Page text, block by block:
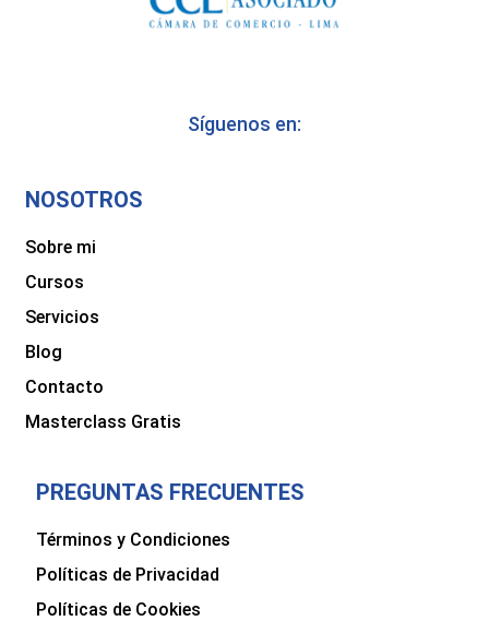
Síguenos en:
NOSOTROS
Sobre mi
Cursos
Servicios
Blog
Contacto
Masterclass Gratis
PREGUNTAS FRECUENTES
Términos y Condiciones
Políticas de Privacidad
Políticas de Cookies